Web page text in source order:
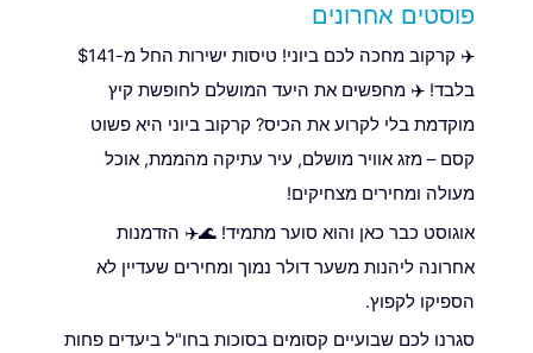
פוסטים אחרונים
✈️ קרקוב מחכה לכם ביוני! טיסות ישירות החל מ-$141
בלבד! ✈️ מחפשים את היעד המושלם לחופשת קיץ
מוקדמת בלי לקרוע את הכיס? קרקוב ביוני היא פשוט
קסם – מזג אוויר מושלם, עיר עתיקה מהממת, אוכל
מעולה ומחירים מצחיקים!
אוגוסט כבר כאן והוא סוער מתמיד! 🌊✈️ הזדמנות
אחרונה ליהנות משער דולר נמוך ומחירים שעדיין לא
הספיקו לקפוץ.
סגרנו לכם שבועיים קסומים בסוכות בחו"ל ביעדים פחות